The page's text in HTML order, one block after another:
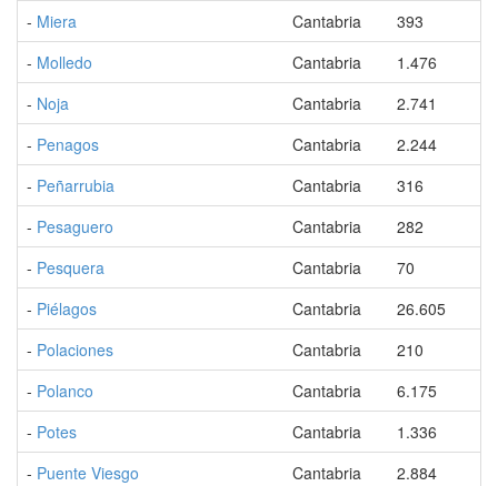
- Miera Cantabria
393
- Molledo Cantabria
1.476
- Noja Cantabria
2.741
- Penagos Cantabria
2.244
- Peñarrubia Cantabria
316
- Pesaguero Cantabria
282
- Pesquera Cantabria
70
- Piélagos Cantabria
26.605
- Polaciones Cantabria
210
- Polanco Cantabria
6.175
- Potes Cantabria
1.336
- Puente Viesgo Cantabria
2.884